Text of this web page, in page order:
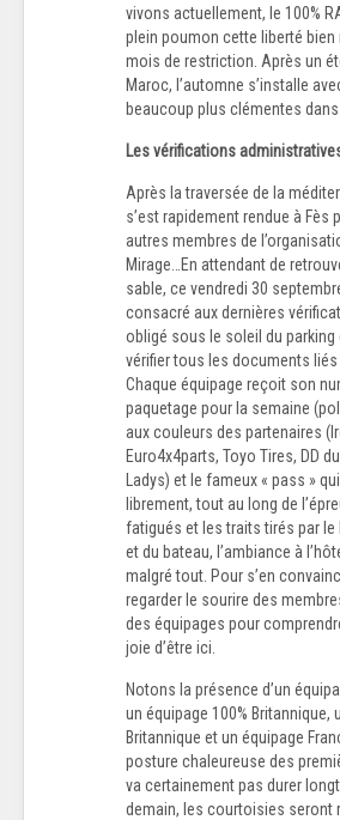
vivons actuellement, le 100%
plein poumon cette liberté bien
mois de restriction. Après un
Maroc, l’automne s’installe
beaucoup plus clémentes dans
Les vérifications
Après la traversée de la
s’est rapidement rendue à Fès
autres membres de
Mirage…En attendant de
sable, ce vendredi 30
consacré aux dernières
obligé sous le soleil du parking
vérifier tous les documents
Chaque équipage reçoit son
paquetage pour la semaine
aux couleurs des partenaires
Euro4x4parts, Toyo Tires, DD
Ladys) et le fameux « pass »
librement, tout au long de
fatigués et les traits tirés par le
et du bateau, l’ambiance à
malgré tout. Pour s’en
regarder le sourire des
des équipages pour
joie d’être ici.
Notons la présence d’un
un équipage 100% Britannique,
Britannique et un équipage
posture chaleureuse des
va certainement pas durer
demain, les courtoisies seront